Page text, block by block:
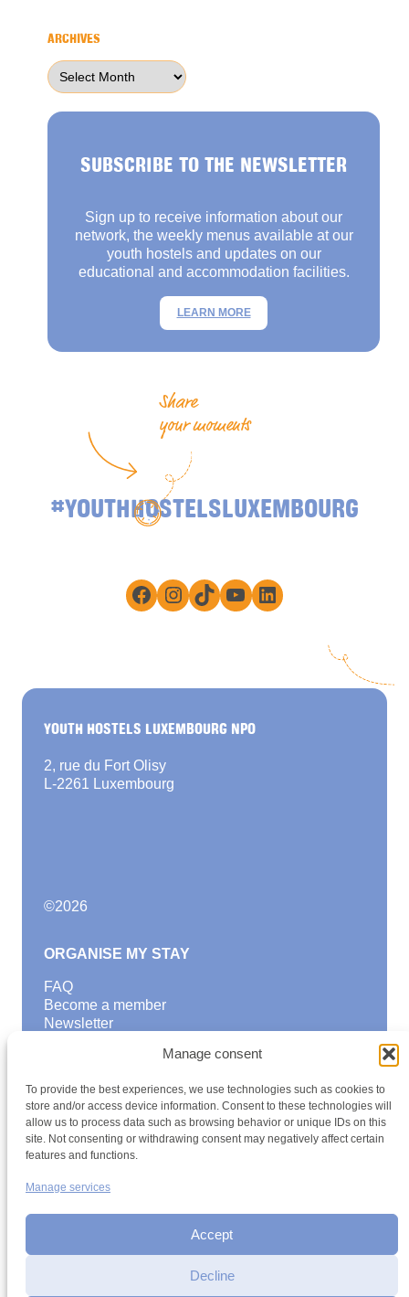
Manage consent
To provide the best experiences, we use technologies such as cookies to
store and/or access device information. Consent to these technologies will
allow us to process data such as browsing behavior or unique IDs on this
site. Not consenting or withdrawing consent may negatively affect certain
features and functions.
Manage services
Accept
Decline
ARCHIVES
Archives
SUBSCRIBE TO THE NEWSLETTER
Sign up to receive information about our
network, the weekly menus available at our
youth hostels and updates on our
educational and accommodation facilities.
LEARN MORE
Share
your moments
#YOUTHHOSTELSLUXEMBOURG
Facebook
Instagram
TikTokYouTube
LinkedIn
YOUTH HOSTELS LUXEMBOURG NPO
2, rue du Fort Olisy
L-2261 Luxembourg
©2026
ORGANISE MY STAY
FAQ
Become a member
Newsletter
Find a youth hostel
Discover activities
School Trips and group excursions
Teambuilding
Youth Hostels Luxembourg NPO